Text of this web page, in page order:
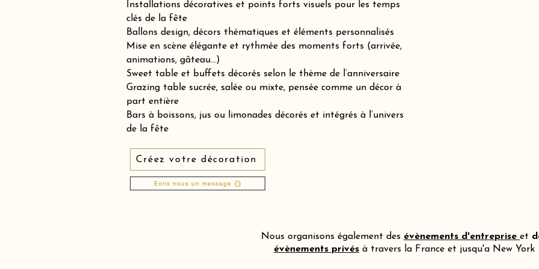
Installations décoratives et points forts visuels pour les temps
clés de la fête
Ballons design, décors thématiques et éléments personnalisés
Mise en scène élégante et rythmée des moments forts (arrivée,
animations, gâteau…)
Sweet table et buffets décorés selon le thème de l’anniversaire
Grazing table sucrée, salée ou mixte, pensée comme un décor à
part entière
Bars à boissons, jus ou limonades décorés et intégrés à l’univers
de la fête
Créez votre décoration
Ecris nous un message
Nous organisons également des évènements d'entreprise et
évènements privés à travers la France et jusqu'a New York